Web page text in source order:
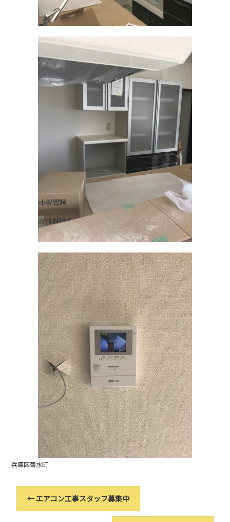
兵庫区菊水町
←エアコン工事スタッフ募集中